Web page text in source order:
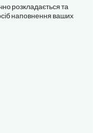
розкладається та
наповнення ваших